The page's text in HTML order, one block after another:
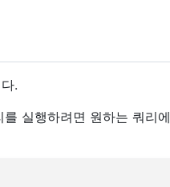
.
실행하려면 원하는 쿼리